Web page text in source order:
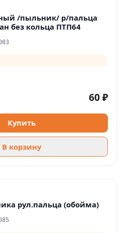
/пыльник/ р/пальца
без кольца ПТП64
60 ₽
Купить
В корзину
рул.пальца (обойма)